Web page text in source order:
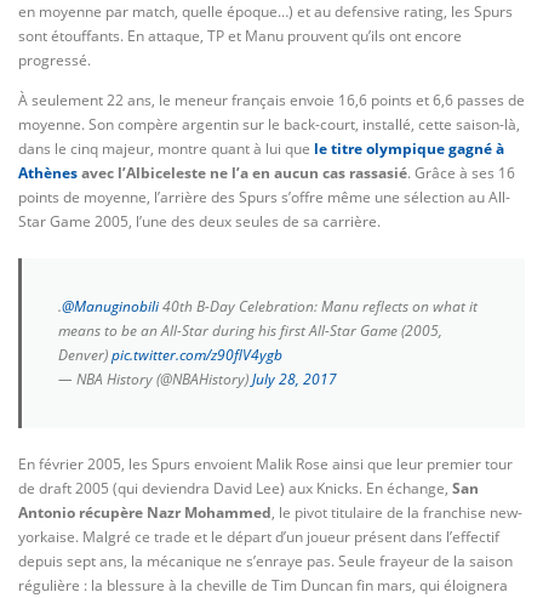
en moyenne par match, quelle époque…) et au defensive rating, les Spurs
sont étouffants. En attaque, TP et Manu prouvent qu’ils ont encore
progressé.
À seulement 22 ans, le meneur français envoie 16,6 points et 6,6 passes de
moyenne. Son compère argentin sur le back-court, installé, cette saison-là,
dans le cinq majeur, montre quant à lui que le titre olympique gagné à
Athènesavec l’Albiceleste ne l’a en aucun cas rassasié. Grâce à ses 16
points de moyenne, l’arrière des Spurs s’offre même une sélection au All-
Star Game 2005, l’une des deux seules de sa carrière.
.@Manuginobili40th B-Day Celebration: Manu reflects on what it
means to be an All-Star during his first All-Star Game (2005,
Denver)pic.twitter.com/z90flV4ygb
— NBA History (@NBAHistory)July 28, 2017
En février 2005, les Spurs envoient Malik Rose ainsi que leur premier tour
de draft 2005 (qui deviendra David Lee) aux Knicks. En échange, San
Antonio récupère Nazr Mohammed, le pivot titulaire de la franchise new-
yorkaise. Malgré ce trade et le départ d’un joueur présent dans l’effectif
depuis sept ans, la mécanique ne s’enraye pas. Seule frayeur de la saison
régulière : la blessure à la cheville de Tim Duncan fin mars, qui éloignera